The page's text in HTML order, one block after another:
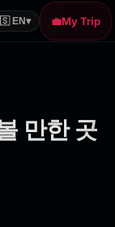
EN▾ 💼My Trip
만한 곳